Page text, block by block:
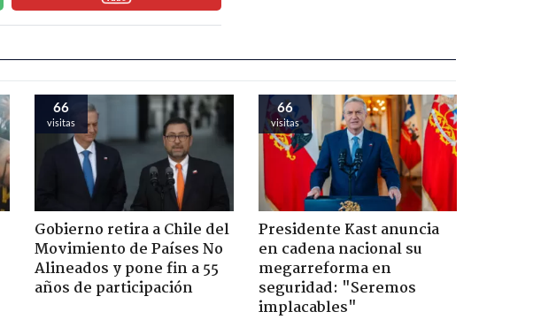
66
visitas
Gobierno retira a Chile del
Movimiento de Países No
Alineados y pone fin a 55
años de participación
66
visitas
Presidente Kast anuncia
en cadena nacional su
megarreforma en
seguridad: "Seremos
implacables"